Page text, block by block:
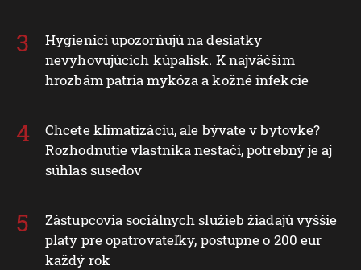
Hygienici upozorňujú na desiatky
nevyhovujúcich kúpalísk. K najväčším
hrozbám patria mykóza a kožné infekcie
Chcete klimatizáciu, ale bývate v bytovke?
Rozhodnutie vlastníka nestačí, potrebný je aj
súhlas susedov
Zástupcovia sociálnych služieb žiadajú vyššie
platy pre opatrovateľky, postupne o 200 eur
každý rok